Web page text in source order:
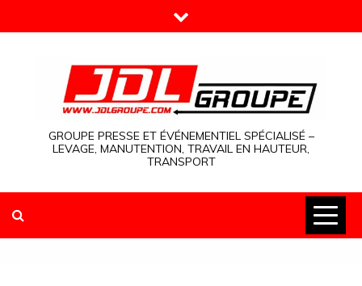
to
GROUPE PRESSE ET ÉVÉNEMENTIEL SPÉCIALISÉ –
LEVAGE, MANUTENTION, TRAVAIL EN HAUTEUR,
TRANSPORT